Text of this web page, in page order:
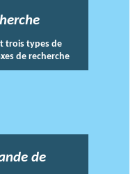
trois types de
de recherche
de